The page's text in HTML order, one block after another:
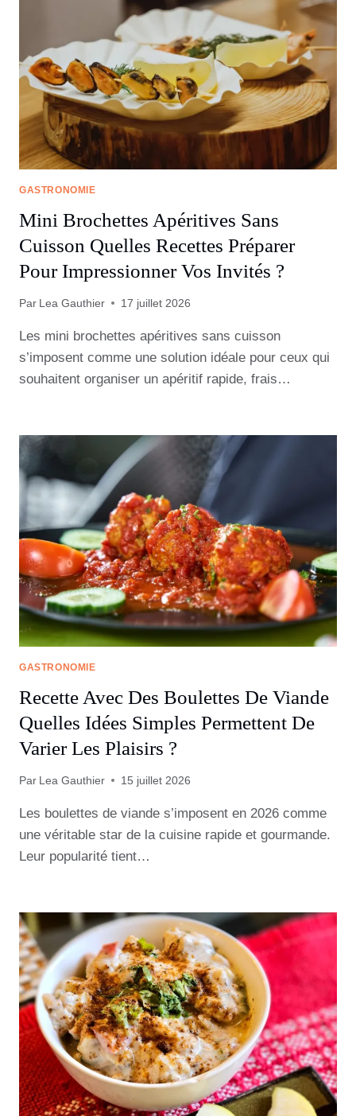
GASTRONOMIE
Mini Brochettes Apéritives Sans
Cuisson Quelles Recettes Préparer
Pour Impressionner Vos Invités ?
Par Lea Gauthier 17 juillet 2026
Les mini brochettes apéritives sans cuisson
s’imposent comme une solution idéale pour ceux qui
souhaitent organiser un apéritif rapide, frais…
GASTRONOMIE
Recette Avec Des Boulettes De Viande
Quelles Idées Simples Permettent De
Varier Les Plaisirs ?
Par Lea Gauthier 15 juillet 2026
Les boulettes de viande s’imposent en 2026 comme
une véritable star de la cuisine rapide et gourmande.
Leur popularité tient…